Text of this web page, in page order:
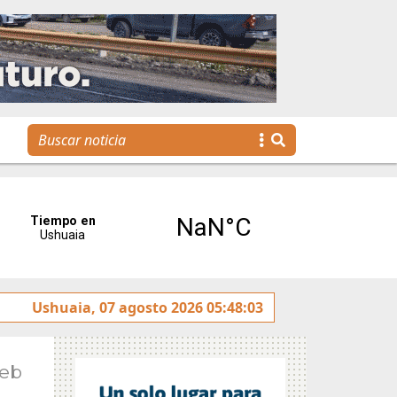
Se realizó la reunión de Labor Parlamentaria previa a la
Ushuaia, 07 agosto 2026 05:48:03